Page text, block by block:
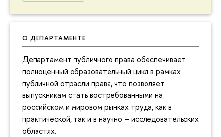
О ДЕПАРТАМЕНТЕ
Департамент публичного права обеспечивает
полноценный образовательный цикл в рамках
публичной отрасли права, что позволяет
выпускникам стать востребованными на
российском и мировом рынках труда, как в
практической, так и в научно – исследовательских
областях.